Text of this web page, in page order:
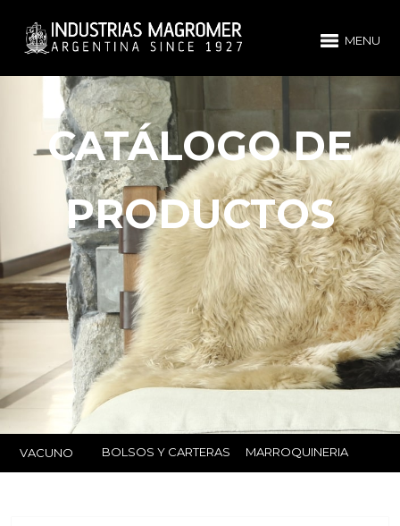
MENU
CATÁLOGO DE
PRODUCTOS
VACUNO BOLSOS Y CARTERAS MARROQUINERIA